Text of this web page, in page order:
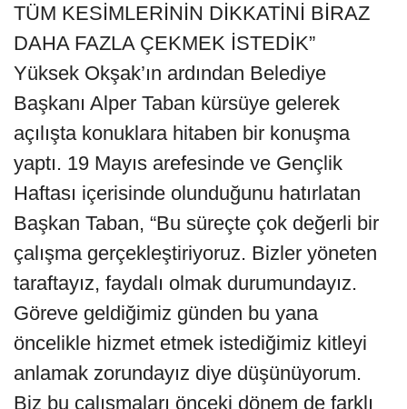
TÜM KESİMLERİNİN DİKKATİNİ BİRAZ
DAHA FAZLA ÇEKMEK İSTEDİK”
Yüksek Okşak’ın ardından Belediye
Başkanı Alper Taban kürsüye gelerek
açılışta konuklara hitaben bir konuşma
yaptı. 19 Mayıs arefesinde ve Gençlik
Haftası içerisinde olunduğunu hatırlatan
Başkan Taban, “Bu süreçte çok değerli bir
çalışma gerçekleştiriyoruz. Bizler yöneten
taraftayız, faydalı olmak durumundayız.
Göreve geldiğimiz günden bu yana
öncelikle hizmet etmek istediğimiz kitleyi
anlamak zorundayız diye düşünüyorum.
Biz bu çalışmaları önceki dönem de farklı